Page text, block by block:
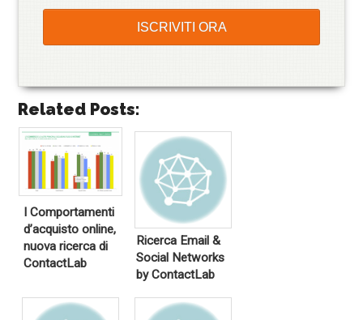
Related Posts:
I Comportamenti
d’acquisto online,
nuova ricerca di
ContactLab
Ricerca Email &
Social Networks
by ContactLab